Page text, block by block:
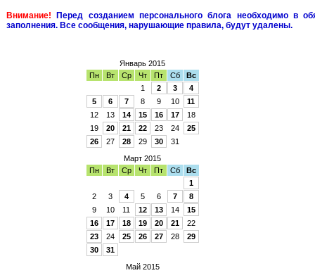
Внимание!Перед созданием персонального блога необходимо в
заполнения. Все сообщения, нарушающие правила, будут удалены.
Январь 2015
Пн
Вт Ср Чт Пт Сб
Вс
1
2 3
4
5
6 7 8 9 10
11
12
13 14 15 16 17
18
19
20 21 22 23 24
25
26
27 28 29 30
31
Март 2015
Пн
Вт Ср Чт Пт Сб
Вс
1
2
3 4 5 6 7
8
9
10 11 12 13 14
15
16
17 18 19 20 21
22
23
24 25 26 27 28
29
30
31
Май 2015